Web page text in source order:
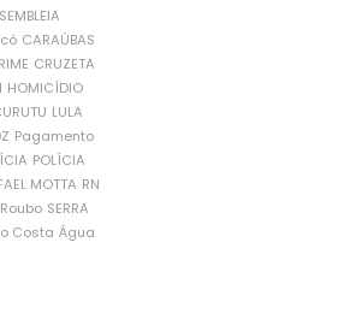
CARAÚBAS
CRUZETA
HOMICÍDIO
LULA
Pagamento
POLÍCIA
MOTTA RN
Roubo SERRA
Costa Água